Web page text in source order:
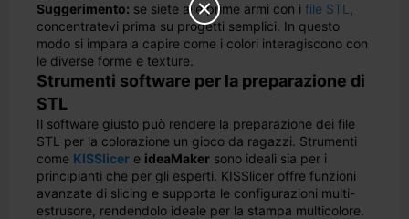
Suggerimento: se siete alle prime armi con i file STL
concentratevi prima su progetti semplici. In questo
modo si impara a capire come i colori interagiscono con
le diverse forme e texture.
Strumenti software per la preparazione di
STL
Il software giusto può rendere la preparazione dei file
STL per la colorazione un gioco da ragazzi. Strumenti
come KISSlicer e ideaMaker sono ideali sia per i
principianti che per gli esperti. KISSlicer offre funzioni
avanzate di slicing e supporta le configurazioni multi-
estrusore, rendendolo ideale per la stampa multicolore.
